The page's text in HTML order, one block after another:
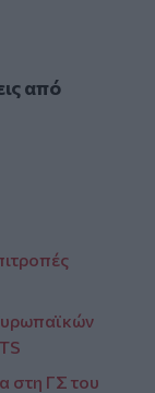
από
στη ΓΣ του